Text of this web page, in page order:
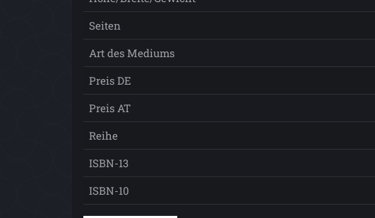
Seiten
Art des Mediums
Preis DE
Preis AT
Reihe
ISBN-13
ISBN-10